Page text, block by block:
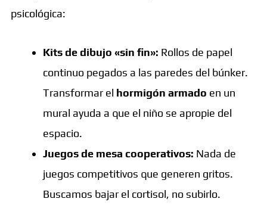
psicológica:
Kits de dibujo «sin fin»: Rollos de papel
continuo pegados a las paredes del búnker.
Transformar el hormigón armado en un
mural ayuda a que el niño se apropie del
espacio.
Juegos de mesa cooperativos: Nada de
juegos competitivos que generen gritos.
Buscamos bajar el cortisol, no subirlo.